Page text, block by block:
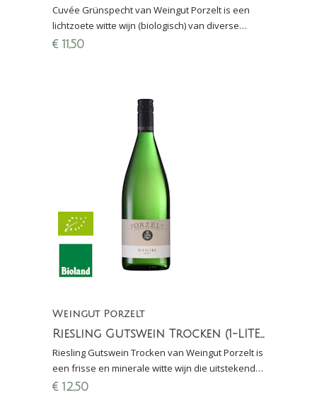
Cuvée Grünspecht van Weingut Porzelt is een
lichtzoete witte wijn (biologisch) van diverse
druiven; heerlijk bij de borrel en bij Aziatische
€ 11,50
Weingut Porzelt
Riesling Gutswein Trocken (1-LITER)
Riesling Gutswein Trocken van Weingut Porzelt is
een frisse en minerale witte wijn die uitstekend
combineert met vis, schaal- en schelpdieren en
€ 12,50